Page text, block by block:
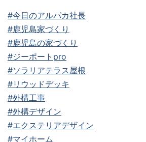
#今日のアルパカ社長
#鹿児島家づくり
#鹿児島の家づくり
#ジーポートpro
#ソラリアテラス屋根
#リウッドデッキ
#外構工事
#外構デザイン
#エクステリアデザイン
#マイホーム